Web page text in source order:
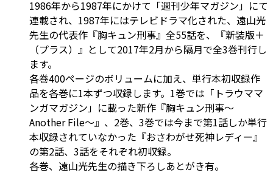
1986年から1987年にかけて「週刊少年マガジン」にて
連載され、1987年にはテレビドラマ化された、遠山光
先生の代表作『胸キュン刑事』全55話を、『新装版＋
（プラス）』として2017年2月から隔月で全3巻刊行し
ます。
各巻400ページのボリュームに加え、単行本初収録作
品を各巻に1本ずつ収録します。1巻では「トラウママ
ンガマガジン」に載った新作『胸キュン刑事～
Another File～』、2巻、3巻では今まで第1話しか単行
本収録されていなかった『おさわがせ死神レディー』
の第2話、3話をそれぞれ初収録。
各巻、遠山光先生の描き下ろしあとがき有。